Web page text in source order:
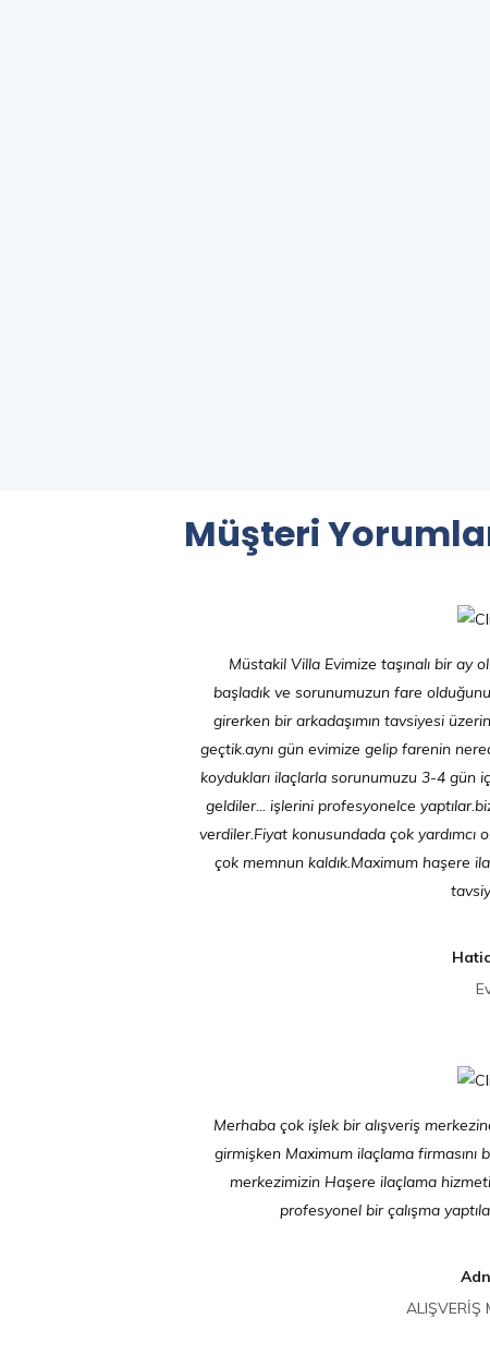
Müşteri
Müstakil Villa Evimize taşınalı bir ay
başladık ve sorunumuzun fare
girerken bir arkadaşımın tavsiyesi
geçtik.aynı gün evimize gelip farenin
koydukları ilaçlarla sorunumuzu 3-4
geldiler... işlerini profesyonelce
verdiler.Fiyat konusundada çok yardımcı
çok memnun kaldık.Maximum haşere
Merhaba çok işlek bir alışveriş
girmişken Maximum ilaçlama
merkezimizin Haşere ilaçlama
profesyonel bir çalışma
ALIŞVERİŞ